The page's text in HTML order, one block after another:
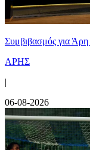
Συμβιβασμός για
ΑΡΗΣ
|
06-08-2026